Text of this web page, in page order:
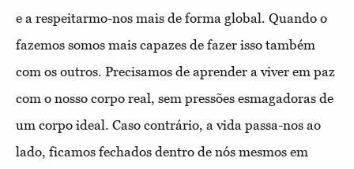
e a respeitarmo-nos mais de forma global. Quando o
fazemos somos mais capazes de fazer isso também
com os outros. Precisamos de aprender a viver em paz
com o nosso corpo real, sem pressões esmagadoras de
um corpo ideal. Caso contrário, a vida passa-nos ao
lado, ficamos fechados dentro de nós mesmos em